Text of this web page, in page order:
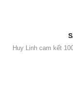
Huy Linh cam kết